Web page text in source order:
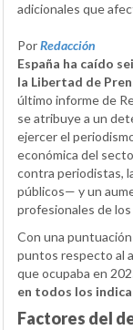
adicionales que
PorRedacción
España ha caído
la Libertad de
último informe de
se atribuye a un
ejercer el
económica del
contra periodistas,
públicos— y un
profesionales de
Con una
puntos respecto al
que ocupaba en
en todos los
Factores del